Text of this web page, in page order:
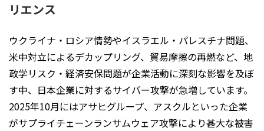
リエンス
ウクライナ・ロシア情勢やイスラエル・パレスチナ問題、
米中対立によるデカップリング、貿易摩擦の再燃など、地
政学リスク・経済安保問題が企業活動に深刻な影響を及ぼ
す中、日本企業に対するサイバー攻撃が急増しています。
2025年10月にはアサヒグループ、アスクルといった企業
がサプライチェーンランサムウェア攻撃により甚大な被害